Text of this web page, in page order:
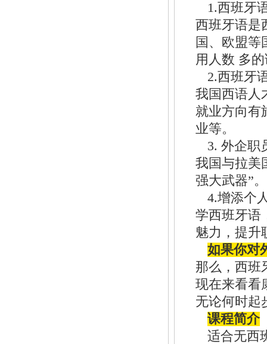
1.西班牙
西班牙语是
国、欧盟等
用人数 多
2.西班牙
我国西语人
就业方向有
业等。
3. 外企职
我国与拉美
强大武器”。
4.增添个
学西班牙语
魅力，提升
如果你对
那么，西班
现在来看看
无论何时起
课程简介
适合无西